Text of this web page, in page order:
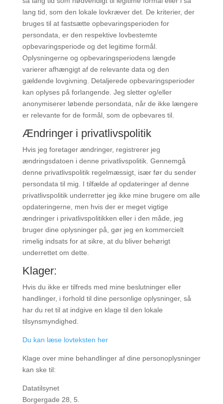
lang tid, som den lokale lovkræver det. De kriterier, der
bruges til at fastsætte opbevaringsperioden for
persondata, er den respektive lovbestemte
opbevaringsperiode og det legitime formål.
Oplysningerne og opbevaringsperiodens længde
varierer afhængigt af de relevante data og den
gældende lovgivning. Detaljerede opbevaringsperioder
kan oplyses på forlangende. Jeg sletter og/eller
anonymiserer løbende persondata, når de ikke længere
er relevante for de formål, som de opbevares til.
Ændringer i privatlivspolitik
Hvis jeg foretager ændringer, registrerer jeg
ændringsdatoen i denne privatlivspolitik. Gennemgå
denne privatlivspolitik regelmæssigt, især før du sender
persondata til mig. I tilfælde af opdateringer af denne
privatlivspolitik underretter jeg ikke mine brugere om alle
opdateringerne, men hvis der er meget vigtige
ændringer i privatlivspolitikken eller i den måde, jeg
bruger dine oplysninger på, gør jeg en kommercielt
rimelig indsats for at sikre, at du bliver behørigt
underrettet om dette.
Klager:
Hvis du ikke er tilfreds med mine beslutninger eller
handlinger, i forhold til dine personlige oplysninger, så
har du ret til at indgive en klage til den lokale
tilsynsmyndighed.
Du kan læse lovteksten her
Klage over mine behandlinger af dine personoplysninger
kan ske til:
Datatilsynet
Borgergade 28, 5.